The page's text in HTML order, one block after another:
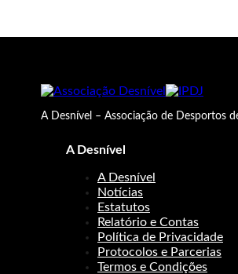
A Desnível – Associação de Desportos
A Desnível
A Desnível
Notícias
Estatutos
Relatório e Contas
Política de Privacidade
Protocolos e Parcerias
Termos e Condições